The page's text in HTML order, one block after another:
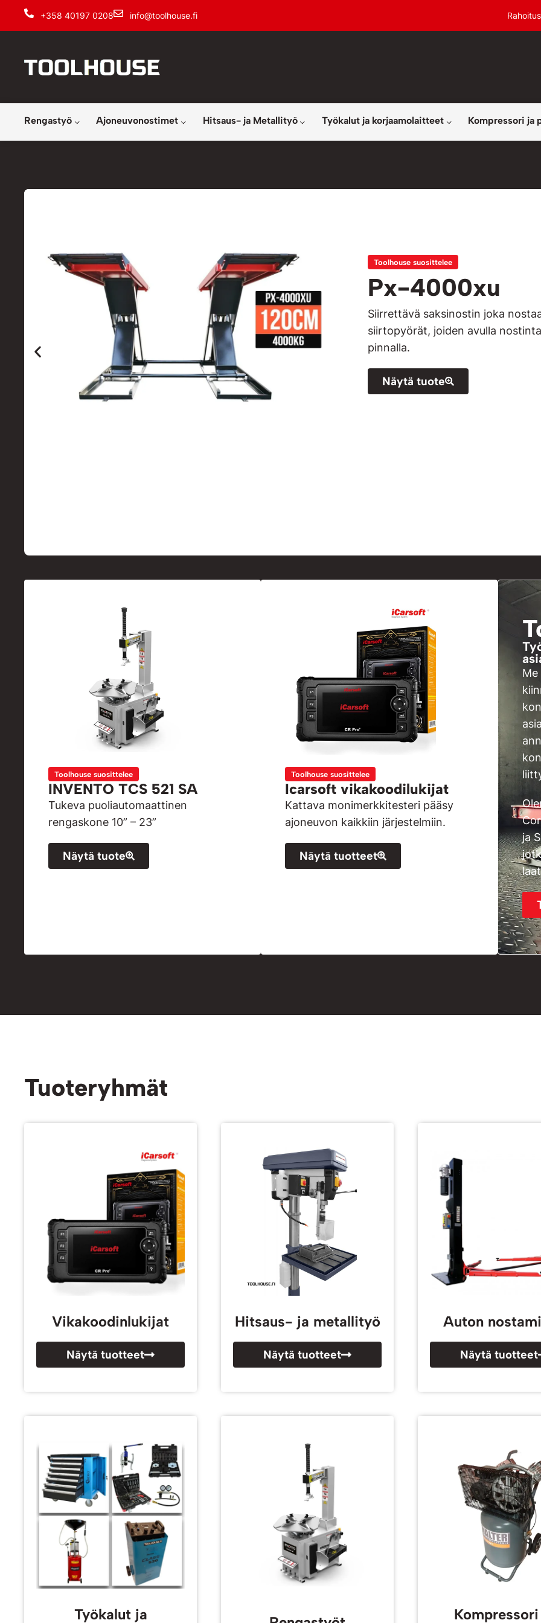
+358 40197 0208 info@toolhouse.fi Rahoitus
Rengastyö Ajoneuvonostimet Hitsaus- ja Metallityö Työkalut ja korjaamolaitteet Kompressori ja
Toolhouse suosittelee
Px-4000xu
Siirrettävä saksinostin joka
siirtopyörät, joiden avulla
pinnalla.
Näytä tuote
Toolhouse suosittelee
INVENTO TCS 521 SA
Tukeva puoliautomaattinen
rengaskone 10” – 23”
Näytä tuote
Toolhouse suosittelee
Icarsoft vikakoodilukijat
Kattava monimerkkitesteri pääsy
ajoneuvon kaikkiin järjestelmiin.
Näytä tuotteet
ja
Tuoteryhmät
Vikakoodinlukijat
Näytä tuotteet
Hitsaus- ja metallityö
Näytä tuotteet
Auton
Näytä tuotteet
Työkalut ja